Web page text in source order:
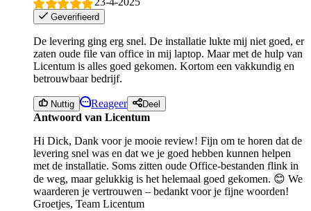
Geverifieerd
De levering ging erg snel. De installatie lukte mij niet goed, er
zaten oude file van office in mij laptop. Maar met de hulp van
Licentum is alles goed gekomen. Kortom een vakkundig en
betrouwbaar bedrijf.
Nuttig Reageer Deel
Antwoord van Licentum
Hi Dick, Dank voor je mooie review! Fijn om te horen dat de
levering snel was en dat we je goed hebben kunnen helpen
met de installatie. Soms zitten oude Office-bestanden flink in
de weg, maar gelukkig is het helemaal goed gekomen. 😊 We
waarderen je vertrouwen – bedankt voor je fijne woorden!
Groetjes, Team Licentum